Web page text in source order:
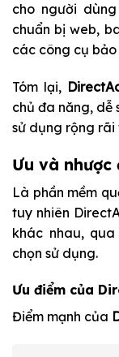
cho người
chuẩn bị web,
các công cụ bảo
Tóm lại,
chủ đa năng, dễ
sử dụng rộng
Ưu và nhược
Là phần mềm
tuy nhiên
khác nhau,
chọn sử dụng.
Ưu điểm của
Điểm mạnh của